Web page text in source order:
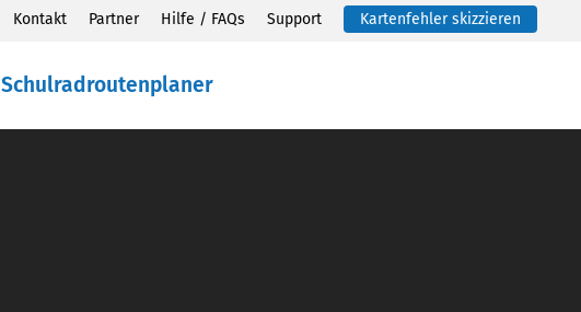
Kontakt Partner Hilfe / FAQs Support Kartenfehler skizzieren
Schulradroutenplaner